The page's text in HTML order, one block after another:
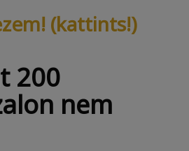
(kattints!)
200
nem